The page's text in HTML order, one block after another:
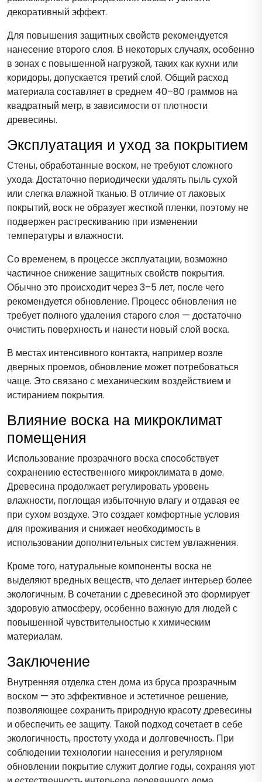
декоративный эффект.
Для повышения защитных свойств рекомендуется
нанесение второго слоя. В некоторых случаях, особенно
в зонах с повышенной нагрузкой, таких как кухни или
коридоры, допускается третий слой. Общий расход
материала составляет в среднем 40–80 граммов на
квадратный метр, в зависимости от плотности
древесины.
Эксплуатация и уход за покрытием
Стены, обработанные воском, не требуют сложного
ухода. Достаточно периодически удалять пыль сухой
или слегка влажной тканью. В отличие от лаковых
покрытий, воск не образует жесткой пленки, поэтому не
подвержен растрескиванию при изменении
температуры и влажности.
Со временем, в процессе эксплуатации, возможно
частичное снижение защитных свойств покрытия.
Обычно это происходит через 3–5 лет, после чего
рекомендуется обновление. Процесс обновления не
требует полного удаления старого слоя — достаточно
очистить поверхность и нанести новый слой воска.
В местах интенсивного контакта, например возле
дверных проемов, обновление может потребоваться
чаще. Это связано с механическим воздействием и
истиранием покрытия.
Влияние воска на микроклимат
помещения
Использование прозрачного воска способствует
сохранению естественного микроклимата в доме.
Древесина продолжает регулировать уровень
влажности, поглощая избыточную влагу и отдавая ее
при сухом воздухе. Это создает комфортные условия
для проживания и снижает необходимость в
использовании дополнительных систем увлажнения.
Кроме того, натуральные компоненты воска не
выделяют вредных веществ, что делает интерьер более
экологичным. В сочетании с древесиной это формирует
здоровую атмосферу, особенно важную для людей с
повышенной чувствительностью к химическим
материалам.
Заключение
Внутренняя отделка стен дома из бруса прозрачным
воском — это эффективное и эстетичное решение,
позволяющее сохранить природную красоту древесины
и обеспечить ее защиту. Такой подход сочетает в себе
экологичность, простоту ухода и долговечность. При
соблюдении технологии нанесения и регулярном
обновлении покрытие служит долгие годы, сохраняя уют